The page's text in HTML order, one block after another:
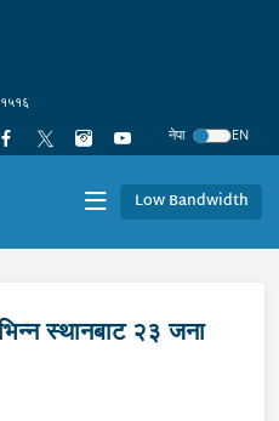
नेपा
EN
Low Bandwidth
स्थानबाट २३ जना